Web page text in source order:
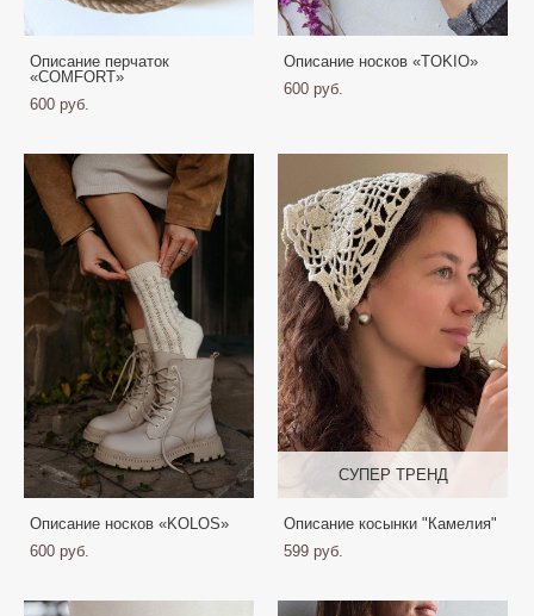
Описание перчаток
«COMFORT»
600 pуб.
Описание носков «TOKIO»
600 pуб.
Описание носков «KOLOS»
600 pуб.
СУПЕР ТРЕНД
Описание косынки "Камелия"
599 pуб.